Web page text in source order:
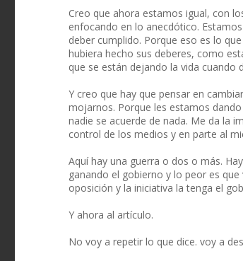
Creo que ahora estamos igual, con
enfocando en lo anecdótico.
deber cumplido. Porque eso es lo
hubiera hecho sus deberes, como
que se están dejando la vida
Y creo que hay que pensar en
mojarnos. Porque les estamos
nadie se acuerde de nada. Me da la
control de los medios y en parte al
Aquí hay una guerra o dos o más.
ganando el gobierno y lo peor es
oposición y la iniciativa la tenga el
Y ahora al artículo.
No voy a repetir lo que dice. voy a